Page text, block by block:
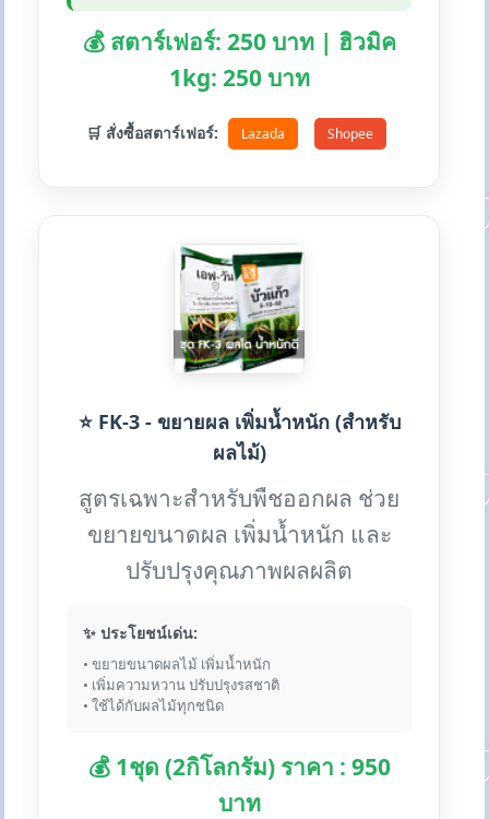
💰 สตาร์เฟอร์: 250 บาท | ฮิวมิค
1kg: 250 บาท
🛒 สั่งซื้อสตาร์เฟอร์: Lazada Shopee
⭐ FK-3 - ขยายผล เพิ่มน้ำหนัก (สำหรับ
ผลไม้)
สูตรเฉพาะสำหรับพืชออกผล ช่วย
ขยายขนาดผล เพิ่มน้ำหนัก และ
ปรับปรุงคุณภาพผลผลิต
✨ ประโยชน์เด่น:
• ขยายขนาดผลไม้ เพิ่มน้ำหนัก
• เพิ่มความหวาน ปรับปรุงรสชาติ
• ใช้ได้กับผลไม้ทุกชนิด
💰 1ชุด (2กิโลกรัม) ราคา : 950
บาท